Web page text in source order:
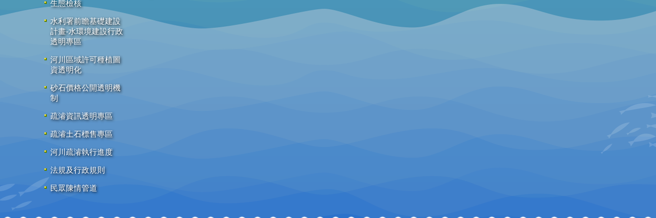
生態檢核
水利署前瞻基礎建設
計畫-水環境建設行政
透明專區
河川區域許可種植圖
資透明化
砂石價格公開透明機
制
疏濬資訊透明專區
疏濬土石標售專區
河川疏濬執行進度
法規及行政規則
民眾陳情管道